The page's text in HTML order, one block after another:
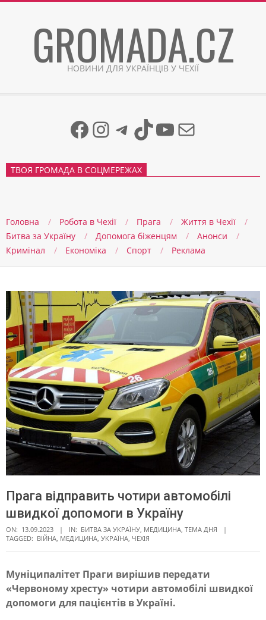
GROMADA.CZ
НОВИНИ ДЛЯ УКРАЇНЦІВ У ЧЕХІЇ
Facebook
Instagram
Telegram
TikTok
YouTube
Mail
ТВОЯ ГРОМАДА В СОЦМЕРЕЖАХ
Головна Робота в Чехії Прага
Життя в Чеxії
Битва за Україну
Допомога біженцям
Анонси
Кримінал
Економіка Спорт Реклама
Прага відправить чотири автомобілі
швидкої допомоги в Україну
ON: 13.09.2023 IN: БИТВА ЗА УКРАЇНУ, МЕДИЦИНА, ТЕМА ДНЯ
TAGGED: ВІЙНА, МЕДИЦИНА, УКРАЇНА, ЧЕХІЯ
П
р
Муніципалітет Праги вирішив передати
«Червоному хресту» чотири автомобілі швидкої
допомоги для пацієнтів в Україні.